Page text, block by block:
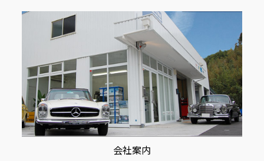
会社案内